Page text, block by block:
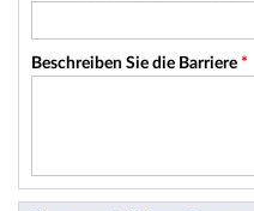
Beschreiben Sie die Barriere *